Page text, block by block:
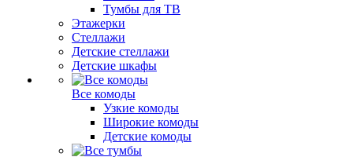
Тумбы для ТВ
Этажерки
Стеллажи
Детские стеллажи
Детские шкафы
Все комоды
Узкие комоды
Широкие комоды
Детские комоды